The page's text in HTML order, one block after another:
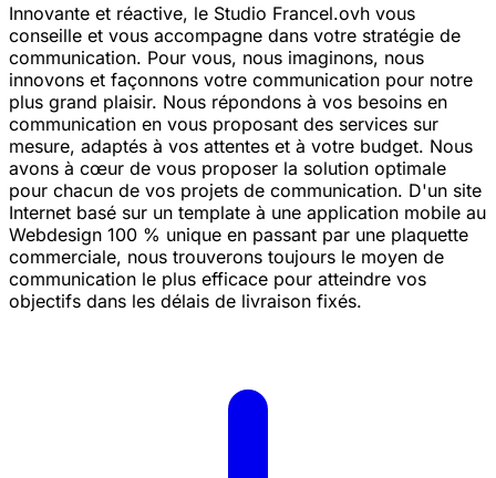
Innovante et réactive, le Studio Francel.ovh vous
conseille et vous accompagne dans votre stratégie de
communication. Pour vous, nous imaginons, nous
innovons et façonnons votre communication pour notre
plus grand plaisir. Nous répondons à vos besoins en
communication en vous proposant des services sur
mesure, adaptés à vos attentes et à votre budget. Nous
avons à cœur de vous proposer la solution optimale
pour chacun de vos projets de communication. D'un site
Internet basé sur un template à une application mobile au
Webdesign 100 % unique en passant par une plaquette
commerciale, nous trouverons toujours le moyen de
communication le plus efficace pour atteindre vos
objectifs dans les délais de livraison fixés.